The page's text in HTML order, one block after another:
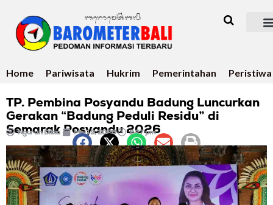
Home Pariwisata Hukrim Pemerintahan Peristiwa
TP. Pembina Posyandu Badung Luncurkan
Gerakan “Badung Peduli Residu” di
Semarak Posyandu 2026
Ngurah Dibia Mei 19, 2026 2:27 pm